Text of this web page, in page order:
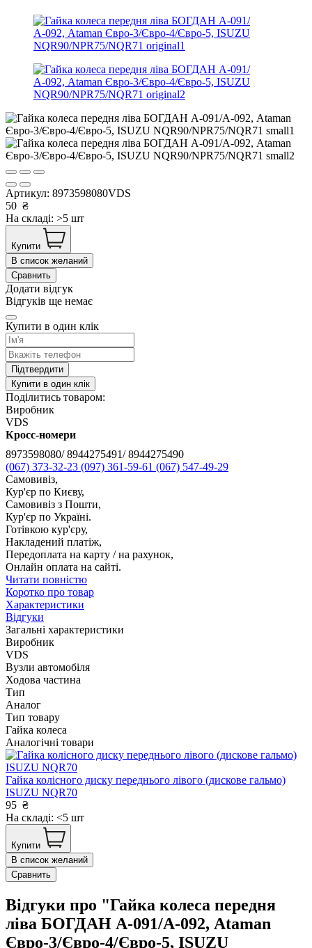
Артикул: 8973598080VDS
50 ₴
На складі: >5 шт
Купити
В список желаний
Сравнить
Додати відгук
Відгуків ще немає
Купити в один клік
Підтвердити
Купити в один клік
Поділитись товаром:
Виробник
VDS
Кросс-номери
8973598080/ 8944275491/ 8944275490
(067) 373-32-23 (097) 361-59-61 (067) 547-49-29
Самовивіз,
Кур'єр по Києву,
Самовивіз з Пошти,
Кур'єр по Україні.
Готівкою кур'єру,
Накладений платіж,
Передоплата на карту / на рахунок,
Онлайн оплата на сайті.
Читати повністю
Коротко про товар
Характеристики
Відгуки
Загальні характеристики
Виробник
VDS
Вузли автомобіля
Ходова частина
Тип
Аналог
Тип товару
Гайка колеса
Аналогічні товари
Гайка колісного диску переднього лівого (дискове гальмо)
ISUZU NQR70
95 ₴
На складі: <5 шт
Купити
В список желаний
Сравнить
Відгуки про "Гайка колеса передня
ліва БОГДАН А-091/А-092, Ataman
Євро-3/Євро-4/Євро-5, ISUZU